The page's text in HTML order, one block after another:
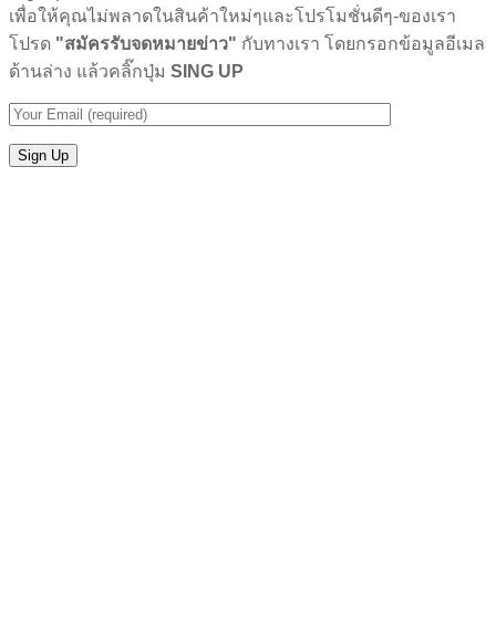
เพื่อให้คุณไม่พลาดในสินค้าใหม่ๆและโปรโมชั่นดีๆ-ของเรา
โปรด "สมัครรับจดหมายข่าว" กับทางเรา โดยกรอกข้อมูลอีเมล
ด้านล่าง แล้วคลิ๊กปุ่ม SING UP